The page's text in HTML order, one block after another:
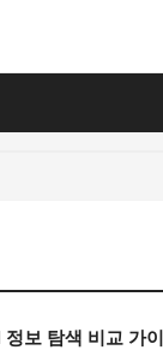
보 탐색 비교 가